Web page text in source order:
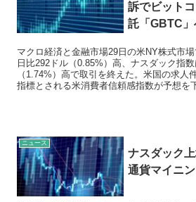
訴でビット
託「GBTC」
マクロ経済と金融市場29日の米NY株式市
日比292ドル（0.85%）高、ナスダック指
（1.74%）高で取引を終えた。米国の求人
指標とされる米消費者信頼感指数が予想を
ニュース
ナスダック
通貨マイニ